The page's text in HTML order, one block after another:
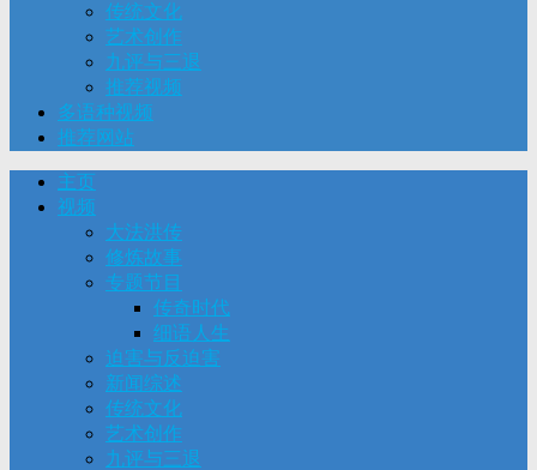
传统文化
艺术创作
九评与三退
推荐视频
多语种视频
推荐网站
主页
视频
大法洪传
修炼故事
专题节目
传奇时代
细语人生
迫害与反迫害
新闻综述
传统文化
艺术创作
九评与三退